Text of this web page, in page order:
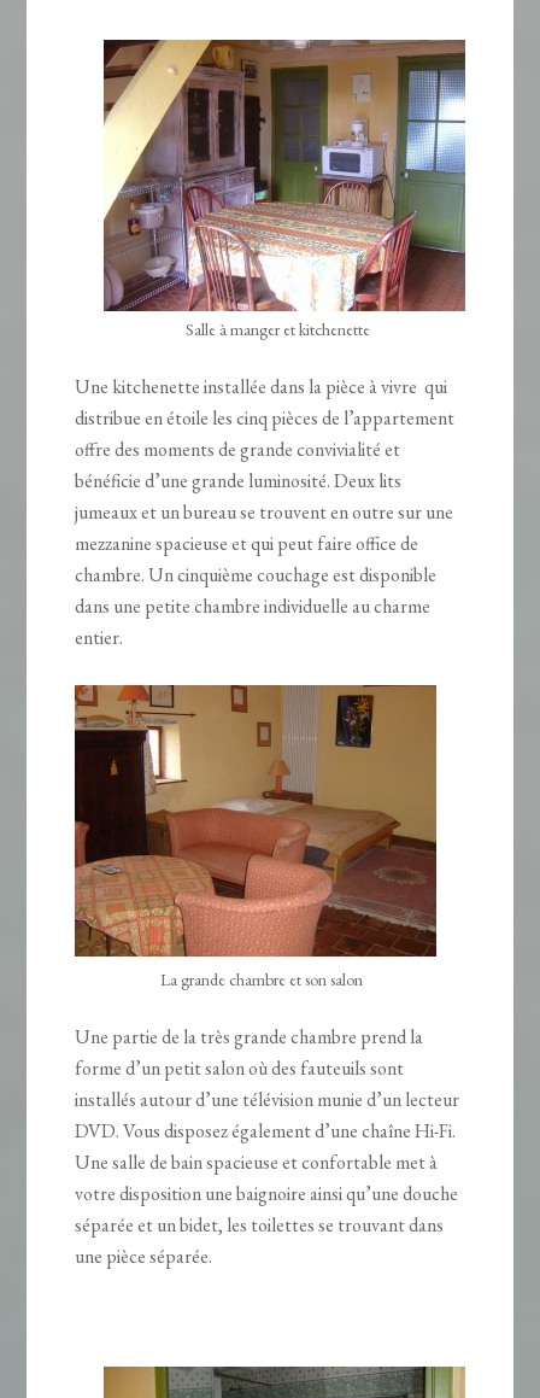
Salle à manger et kitchenette
Une kitchenette installée dans la pièce à vivre qui
distribue en étoile les cinq pièces de l’appartement
offre des moments de grande convivialité et
bénéficie d’une grande luminosité. Deux lits
jumeaux et un bureau se trouvent en outre sur une
mezzanine spacieuse et qui peut faire office de
chambre. Un cinquième couchage est disponible
dans une petite chambre individuelle au charme
entier.
La grande chambre et son salon
Une partie de la très grande chambre prend la
forme d’un petit salon où des fauteuils sont
installés autour d’une télévision munie d’un lecteur
DVD. Vous disposez également d’une chaîne Hi-Fi.
Une salle de bain spacieuse et confortable met à
votre disposition une baignoire ainsi qu’une douche
séparée et un bidet, les toilettes se trouvant dans
une pièce séparée.